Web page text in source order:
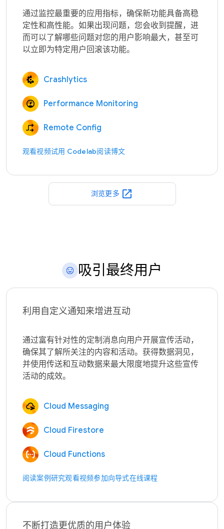
通过监控最重要的应用指标，确保新功能具备高稳
定性和高性能。如果出现问题，您会收到提醒，进
而可以了解哪些问题对您的用户影响最大，甚至可
Crashlytics
Performance Monitoring
Remote Config
观看视频试用 Codelab阅读博文
浏览更多 open_in_new
吸引最终用户
利用自定义通知来增进互动
通过富有针对性的定制消息向用户开展宣传活动，
确保其了解所关注的内容和活动。获得数据洞见，
并使用传送和互动数据来最大限度地提升这些宣传
Cloud Messaging
Cloud Firestore
Cloud Functions
阅读案例研究观看视频参加向导式在线课程
不断打造更优质的用户体验